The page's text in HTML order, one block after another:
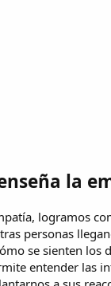
la
logramos
personas
se sienten los
entender las